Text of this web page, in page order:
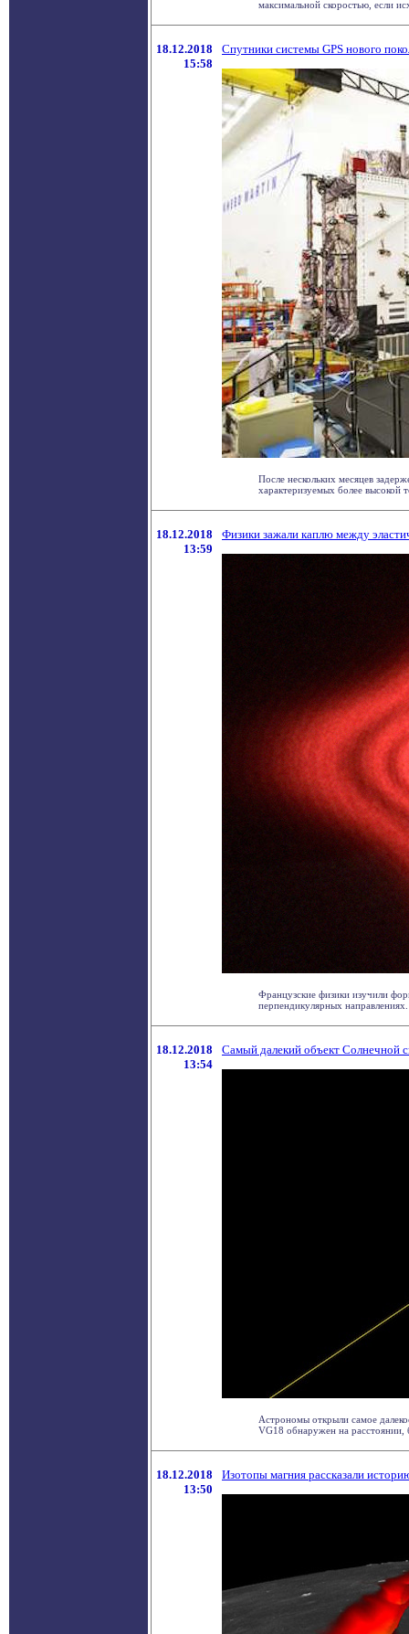
максимальной скоростью, если
18.12.2018
15:58
Спутники системы GPS нового
После нескольких месяцев
характеризуемых более высокой
18.12.2018
13:59
Физики зажали каплю между
Французские физики изучили
перпендикулярных
18.12.2018
13:54
Cамый далекий объект Солнечной
Астрономы открыли самое
VG18 обнаружен на расстоянии,
18.12.2018
13:50
Изотопы магния рассказали